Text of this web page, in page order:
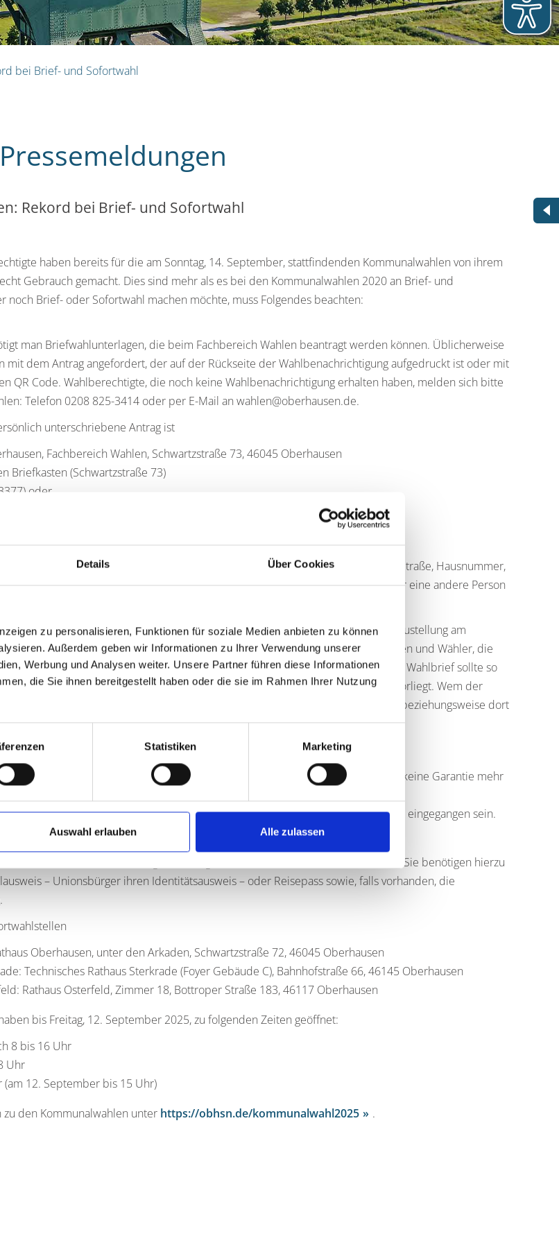
Details Über Cookies
zu personalisieren, Funktionen für soziale Medien anbieten zu können
Außerdem geben wir Informationen zu Ihrer Verwendung unserer
Werbung und Analysen weiter. Unsere Partner führen diese Informationen
die Sie ihnen bereitgestellt haben oder die sie im Rahmen Ihrer Nutzung
Statistiken Marketing
Auswahl erlauben Alle zulassen
bei Brief- und Sofortwahl
Rekord bei Brief- und Sofortwahl
haben bereits für die am Sonntag, 14. September, stattfindenden Kommunalwahlen von ihrem
Gebrauch gemacht. Dies sind mehr als es bei den Kommunalwahlen 2020 an Brief- und
noch Brief- oder Sofortwahl machen möchte, muss Folgendes beachten:
man Briefwahlunterlagen, die beim Fachbereich Wahlen beantragt werden können. Üblicherweise
mit dem Antrag angefordert, der auf der Rückseite der Wahlbenachrichtigung aufgedruckt ist oder mit
QR Code. Wahlberechtigte, die noch keine Wahlbenachrichtigung erhalten haben, melden sich bitte
Telefon 0208 825-3414 oder per E-Mail an wahlen@oberhausen.de.
unterschriebene Antrag ist
Fachbereich Wahlen, Schwartzstraße 73, 46045 Oberhausen
Briefkasten (Schwartzstraße 73)
oder
sind zwingend folgende Daten anzugeben: Name, Vorname, Geburtsdatum, Straße, Hausnummer,
eine Sonderanschrift). Eine telefonische Antragstellung ist nicht möglich ist. Für eine andere Person
nur möglich, wenn eine entsprechende Vollmacht vorgelegt wird.
müssen spätestens bis Freitag, 12. September, 15 Uhr beantragt werden. Eine Zustellung am
Samstag vor der Wahl, kann aber nicht sichergestellt werden. Vor allem Wählerinnen und Wähler, die
per Post zurückschicken möchten, sollten den Postweg berücksichtigen. Der Wahlbrief sollte so
dass er spätestens am Wahltag um 16.00 Uhr beim Fachbereich Wahlen vorliegt. Wem der
der kann seinen Wahlbrief auch persönlich beim Fachbereich Wahlen abgeben beziehungsweise dort
in den Briefkasten werfen.
Überblick:
2025, bis 15 Uhr: letzte Möglichkeit zur Beantragung der Briefwahl (allerdings keine Garantie mehr
2025: Alle Briefwahlunterlagen müssen bis 16 Uhr beim Fachbereich Wahlen eingegangen sein.
2025, haben Wahlberechtigte die Möglichkeit, die Sofortwahl durchzuführen. Sie benötigen hierzu
– Unionsbürger ihren Identitätsausweis – oder Reisepass sowie, falls vorhanden, die
Oberhausen, unter den Arkaden, Schwartzstraße 72, 46045 Oberhausen
Technisches Rathaus Sterkrade (Foyer Gebäude C), Bahnhofstraße 66, 46145 Oberhausen
Rathaus Osterfeld, Zimmer 18, Bottroper Straße 183, 46117 Oberhausen
bis Freitag, 12. September 2025, zu folgenden Zeiten geöffnet:
8 bis 16 Uhr
Uhr
(am 12. September bis 15 Uhr)
den Kommunalwahlen unter https://obhsn.de/kommunalwahl2025 .